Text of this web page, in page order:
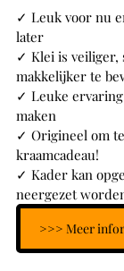
✓ Leuk voor nu
later
✓ Klei is
makkelijker te
✓ Leuke
maken
✓ Origineel om
kraamcadeau!
✓ Kader kan
neergezet
>>> Meer